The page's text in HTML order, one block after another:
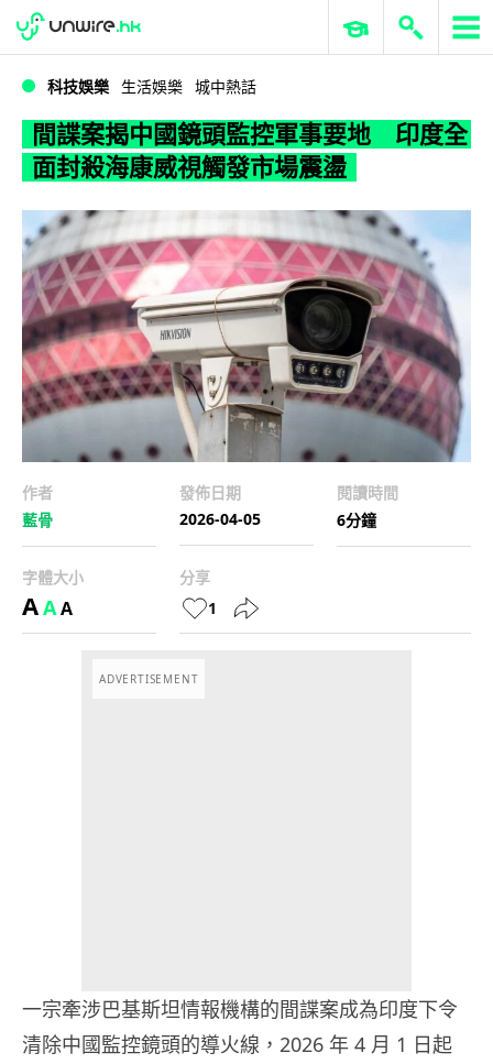
WWDC 2026 ERP 與商業 AI
科技娛樂 生活娛樂 城中熱話
間諜案揭中國鏡頭監控軍事要地 印度全
面封殺海康威視觸發市場震盪
作者
藍骨
發佈日期
2026-04-05
閱讀時間
6分鐘
字體大小
AAA
分享
1
ADVERTISEMENT
一宗牽涉巴基斯坦情報機構的間諜案成為印度下令
清除中國監控鏡頭的導火線，2026 年 4 月 1 日起